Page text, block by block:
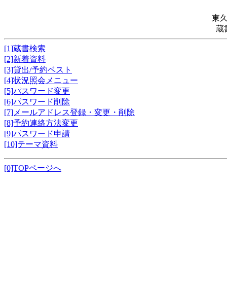
東
蔵
[1]蔵書検索
[2]新着資料
[3]貸出/予約ベスト
[4]状況照会メニュー
[5]パスワード変更
[6]パスワード削除
[7]メールアドレス登録・変更・削除
[8]予約連絡方法変更
[9]パスワード申請
[10]テーマ資料
[0]TOPページへ